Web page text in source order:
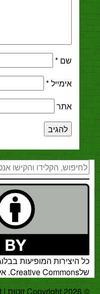
*
*
המופיעות בבלוג זה
.אלא אם